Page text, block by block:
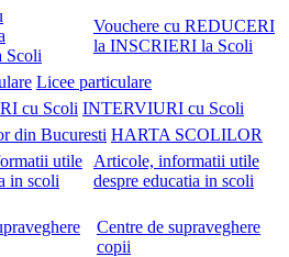
Vouchere cu REDUCERI
la INSCRIERI la Scoli
Licee particulare
INTERVIURI cu Scoli
HARTA SCOLILOR
Articole, informatii utile
despre educatia in scoli
Centre de supraveghere
copii